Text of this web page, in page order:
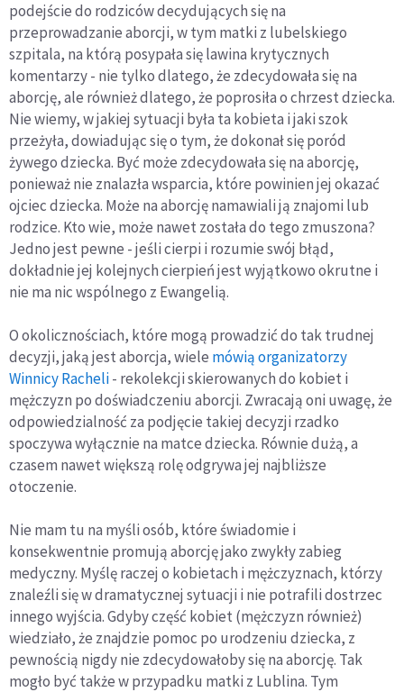
podejście do rodziców decydujących się na
przeprowadzanie aborcji, w tym matki z lubelskiego
szpitala, na którą posypała się lawina krytycznych
komentarzy - nie tylko dlatego, że zdecydowała się na
aborcję, ale również dlatego, że poprosiła o chrzest dziecka.
Nie wiemy, w jakiej sytuacji była ta kobieta i jaki szok
przeżyła, dowiadując się o tym, że dokonał się poród
żywego dziecka. Być może zdecydowała się na aborcję,
ponieważ nie znalazła wsparcia, które powinien jej okazać
ojciec dziecka. Może na aborcję namawiali ją znajomi lub
rodzice. Kto wie, może nawet została do tego zmuszona?
Jedno jest pewne - jeśli cierpi i rozumie swój błąd,
dokładnie jej kolejnych cierpień jest wyjątkowo okrutne i
nie ma nic wspólnego z Ewangelią.
O okolicznościach, które mogą prowadzić do tak trudnej
decyzji, jaką jest aborcja, wiele mówią organizatorzy
Winnicy Racheli- rekolekcji skierowanych do kobiet i
mężczyzn po doświadczeniu aborcji. Zwracają oni uwagę, że
odpowiedzialność za podjęcie takiej decyzji rzadko
spoczywa wyłącznie na matce dziecka. Równie dużą, a
czasem nawet większą rolę odgrywa jej najbliższe
otoczenie.
Nie mam tu na myśli osób, które świadomie i
konsekwentnie promują aborcję jako zwykły zabieg
medyczny. Myślę raczej o kobietach i mężczyznach, którzy
znaleźli się w dramatycznej sytuacji i nie potrafili dostrzec
innego wyjścia. Gdyby część kobiet (mężczyzn również)
wiedziało, że znajdzie pomoc po urodzeniu dziecka, z
pewnością nigdy nie zdecydowałoby się na aborcję. Tak
mogło być także w przypadku matki z Lublina. Tym